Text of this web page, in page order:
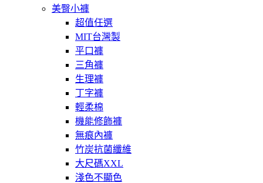
美臀小褲
超值任選
MIT台灣製
平口褲
三角褲
生理褲
丁字褲
輕柔棉
機能修飾褲
無痕內褲
竹炭抗菌纖維
大尺碼XXL
淺色不顯色